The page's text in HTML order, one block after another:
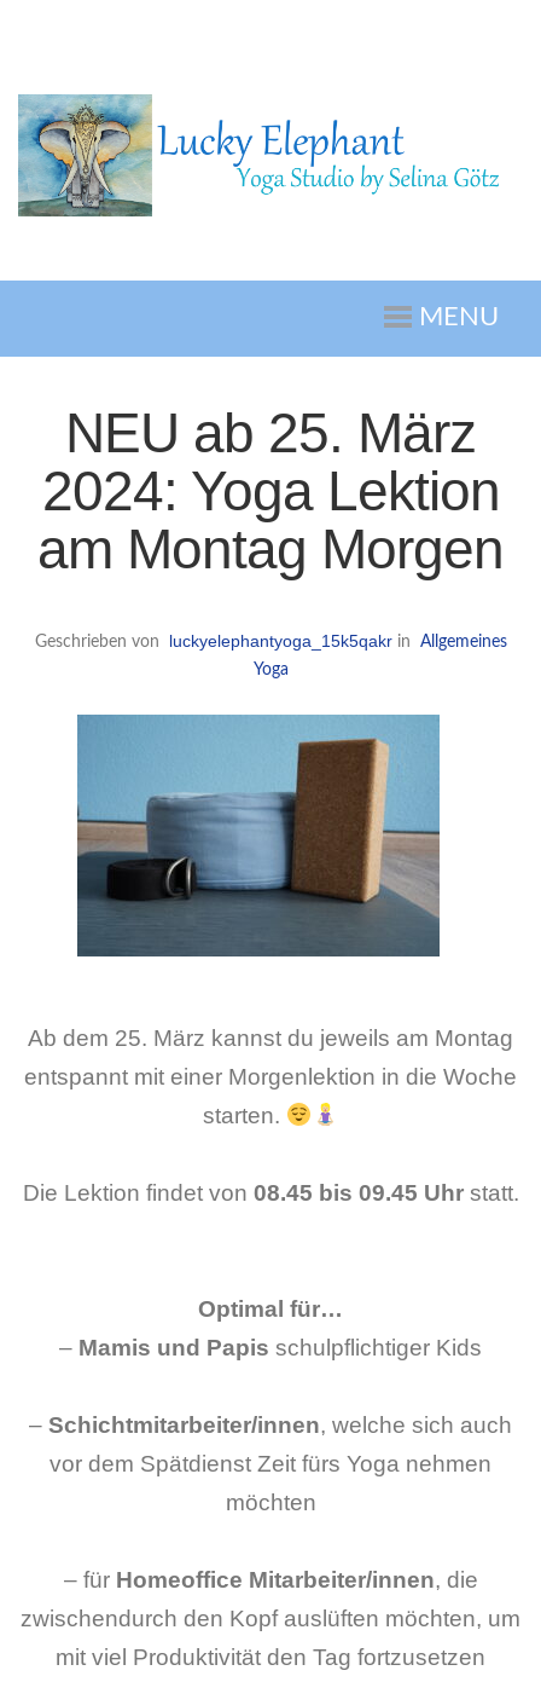
MENU
NEU ab 25. März
2024: Yoga Lektion
am Montag Morgen
Geschrieben von luckyelephantyoga_15k5qakrin
Allgemeines
Yoga
Ab dem 25. März kannst du jeweils am Montag
entspannt mit einer Morgenlektion in die Woche
starten.
Die Lektion findet von 08.45 bis 09.45 Uhrstatt.
Optimal für…
– Mamis und Papis schulpflichtiger Kids
– Schichtmitarbeiter/innen, welche sich auch
vor dem Spätdienst Zeit fürs Yoga nehmen
möchten
– für Homeoffice Mitarbeiter/innen, die
zwischendurch den Kopf auslüften möchten, um
mit viel Produktivität den Tag fortzusetzen